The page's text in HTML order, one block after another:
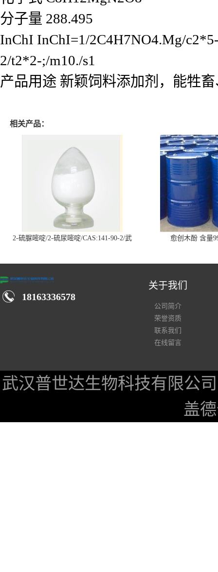
分子量 288.495
InChI InChI=1/2C4H7NO4.Mg/
2/t2*2-;/m10./s1
产品用途 新颖饲料添加剂，能牲
相关产品：
2-硫脲嘧啶/2-硫尿嘧啶/CAS:141-90-2/武
愈创木酚 含量
18163336578
关于我们
公司简介
荣誉资质
联系我们
在线留言
武汉普世达生物科技有限公司
盖